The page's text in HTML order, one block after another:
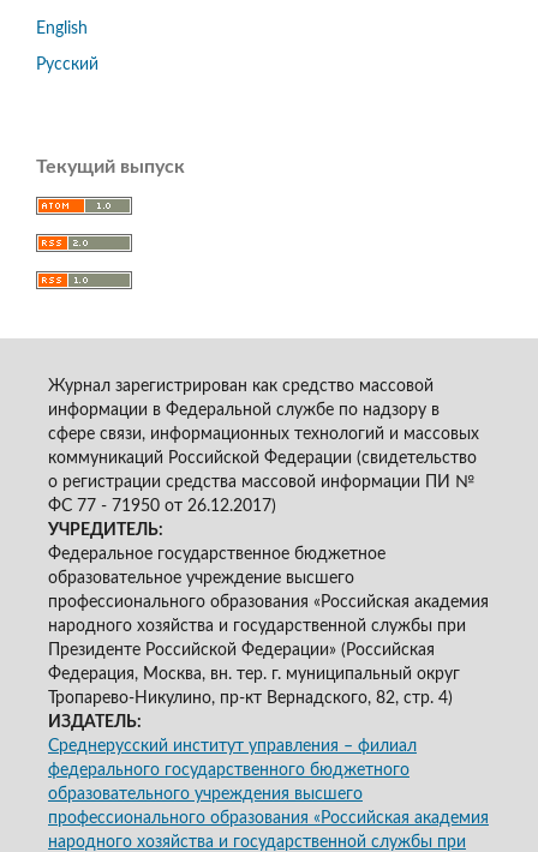
English
Русский
Текущий выпуск
Журнал зарегистрирован как средство массовой
информации в Федеральной службе по надзору в
сфере связи, информационных технологий и массовых
коммуникаций Российской Федерации (свидетельство
о регистрации средства массовой информации ПИ №
ФС 77 - 71950 от 26.12.2017)
УЧРЕДИТЕЛЬ:
Федеральное государственное бюджетное
образовательное учреждение высшего
профессионального образования «Российская академия
народного хозяйства и государственной службы при
Президенте Российской Федерации» (Российская
Федерация, Москва, вн. тер. г. муниципальный округ
Тропарево-Никулино, пр-кт Вернадского, 82, стр. 4)
ИЗДАТЕЛЬ:
Среднерусский институт управления – филиал
федерального государственного бюджетного
образовательного учреждения высшего
профессионального образования «Российская академия
народного хозяйства и государственной службы при